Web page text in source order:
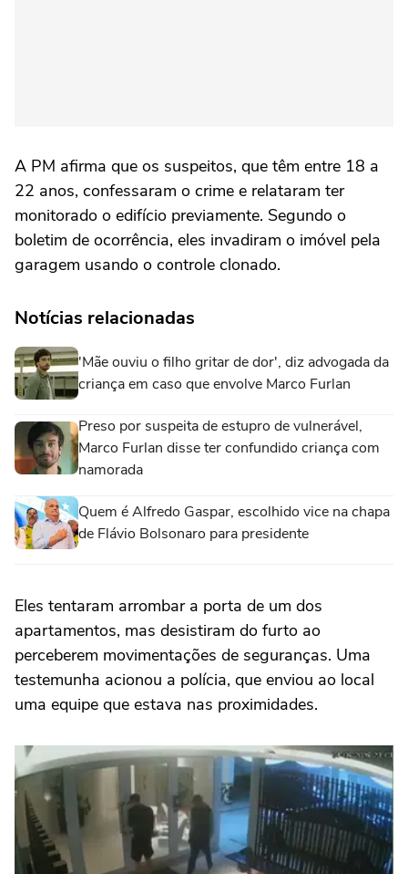
A PM afirma que os suspeitos, que têm entre 18 a
22 anos, confessaram o crime e relataram ter
monitorado o edifício previamente. Segundo o
boletim de ocorrência, eles invadiram o imóvel pela
garagem usando o controle clonado.
Notícias relacionadas
'Mãe ouviu o filho gritar de dor', diz advogada da
criança em caso que envolve Marco Furlan
Preso por suspeita de estupro de vulnerável,
Marco Furlan disse ter confundido criança com
namorada
Quem é Alfredo Gaspar, escolhido vice na chapa
de Flávio Bolsonaro para presidente
Eles tentaram arrombar a porta de um dos
apartamentos, mas desistiram do furto ao
perceberem movimentações de seguranças. Uma
testemunha acionou a polícia, que enviou ao local
uma equipe que estava nas proximidades.